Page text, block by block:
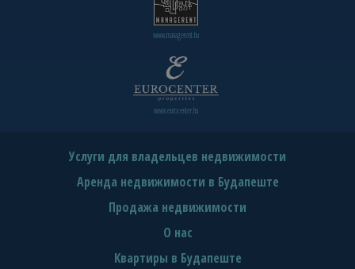
www.managerent.hu
www.eurocenter.hu
Услуги для владельцев недвижимости
Аренда недвижимости в Будапеште
Продажа недвижимости
О нас
Квартиры в Будапеште